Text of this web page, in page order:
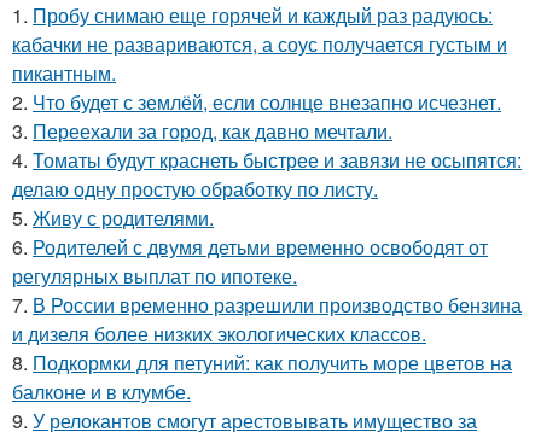
1. Пробу снимаю еще горячей и каждый раз радуюсь:
кабачки не развариваются, а соус получается густым и
пикантным.
2. Что будет с землёй, если солнце внезапно исчезнет.
3. Переехали за город, как давно мечтали.
4. Томаты будут краснеть быстрее и завязи не осыпятся:
делаю одну простую обработку по листу.
5. Живу с родителями.
6. Родителей с двумя детьми временно освободят от
регулярных выплат по ипотеке.
7. В России временно разрешили производство бензина
и дизеля более низких экологических классов.
8. Подкормки для петуний: как получить море цветов на
балконе и в клумбе.
9. У релокантов смогут арестовывать имущество за